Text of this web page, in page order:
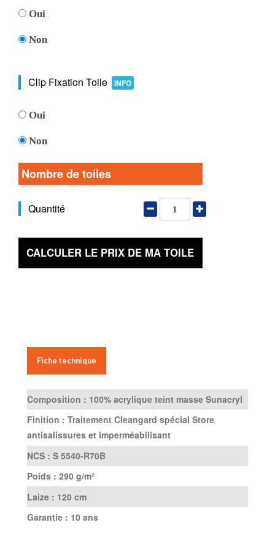
Oui
Non
Clip Fixation Toile INFO
Oui
Non
Nombre de toiles
Quantité
CALCULER LE PRIX DE MA TOILE
Fiche technique
Composition : 100% acrylique teint masse Sunacryl
Finition : Traitement Cleangard spécial Store
antisalissures et imperméabilisant
NCS : S 5540-R70B
Poids : 290 g/m²
Laize : 120 cm
Garantie : 10 ans